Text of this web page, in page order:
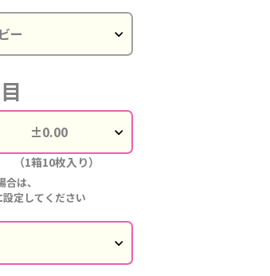
ベイビーデビル
ベイビー
（1箱10枚入り）
は、
設定してください